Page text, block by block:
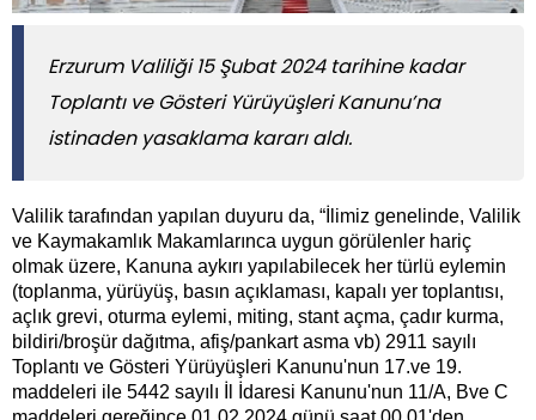
Erzurum Valiliği 15 Şubat 2024 tarihine kadar
Toplantı ve Gösteri Yürüyüşleri Kanunu’na
istinaden yasaklama kararı aldı.
Valilik tarafından yapılan duyuru da, “İlimiz genelinde, Valilik
ve Kaymakamlık Makamlarınca uygun görülenler hariç
olmak üzere, Kanuna aykırı yapılabilecek her türlü eylemin
(toplanma, yürüyüş, basın açıklaması, kapalı yer toplantısı,
açlık grevi, oturma eylemi, miting, stant açma, çadır kurma,
bildiri/broşür dağıtma, afiş/pankart asma vb) 2911 sayılı
Toplantı ve Gösteri Yürüyüşleri Kanunu'nun 17.ve 19.
maddeleri ile 5442 sayılı İl İdaresi Kanunu'nun 11/A, Bve C